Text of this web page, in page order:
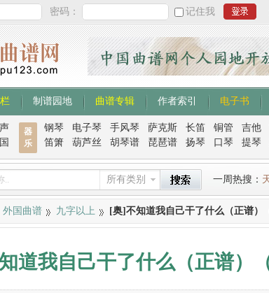
密码： 记住我
制谱园地 曲谱专辑 作者索引 电子书
器
乐
钢琴 电子琴 手风琴 萨克斯 长笛 铜管 吉他
笛箫
葫芦丝 胡琴谱 琵琶谱 扬琴 口琴 提琴
所有类别 一周热搜：
外国曲谱 九字以上 [奥]不知道我自己干了什么（正谱）
道我自己干了什么（正谱）